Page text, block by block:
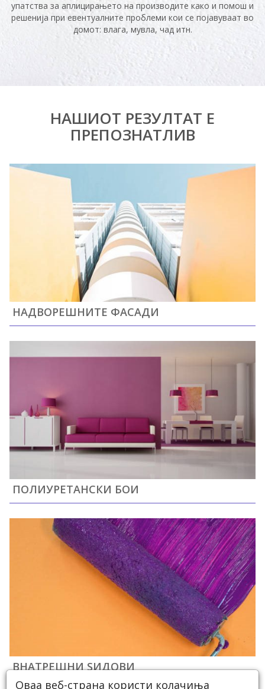
упатства за аплицирањето на производите како и помош и
решенија при евентуалните проблеми кои се појавуваат во
домот: влага, мувла, чад итн.
НАШИОТ РЕЗУЛТАТ Е
ПРЕПОЗНАТЛИВ
НАДВОРЕШНИТЕ ФАСАДИ
ПОЛИУРЕТАНСКИ БОИ
ВНАТРЕШНИ ЅИДОВИ
Оваа веб-страна користи колачиња